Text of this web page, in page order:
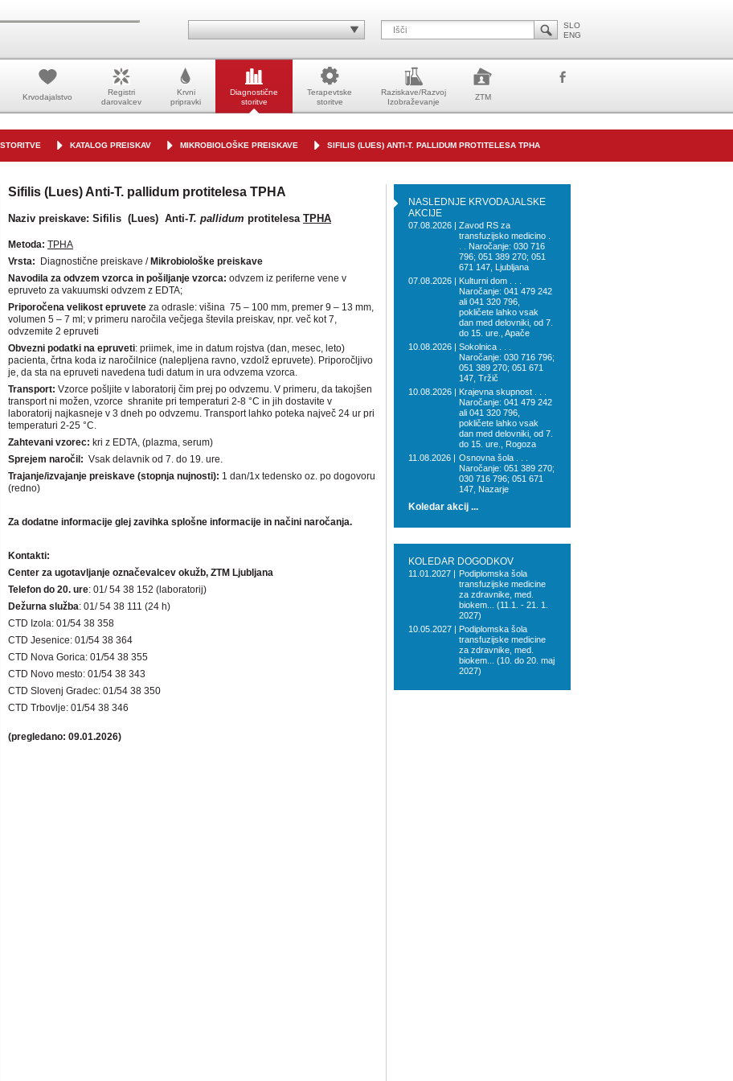
SLO
ENG
Krvodajalstvo
Registri
darovalcev
Krvni
pripravki
Diagnostične
storitve
Terapevtske
storitve
Raziskave/Razvoj
Izobraževanje
ZTM
KATALOG PREISKAV MIKROBIOLOŠKE PREISKAVE SIFILIS (LUES) ANTI-T. PALLIDUM PROTITELESA TPHA
Sifilis (Lues) Anti-T. pallidum protitelesa TPHA
Naziv preiskave: Sifilis (Lues) Anti-T. pallidum protitelesa TPHA
Metoda: TPHA
Vrsta:
Diagnostične preiskave / Mikrobiološke preiskave
Navodila za odvzem vzorca in pošiljanje vzorca: odvzem iz periferne vene v
epruveto za vakuumski odvzem z EDTA;
Priporočena velikost epruvete za odrasle: višina 75 – 100 mm, premer 9 – 13 mm,
volumen 5 – 7 ml; v primeru naročila večjega števila preiskav, npr. več kot 7,
odvzemite 2 epruveti
Obvezni podatki na epruveti: priimek, ime in datum rojstva (dan, mesec, leto)
pacienta, črtna koda iz naročilnice (nalepljena ravno, vzdolž epruvete). Priporočljivo
je, da sta na epruveti navedena tudi datum in ura odvzema vzorca.
Transport: Vzorce pošljite v laboratorij čim prej po odvzemu. V primeru, da takojšen
transport ni možen, vzorce shranite pri temperaturi 2-8 °C in jih dostavite v
laboratorij najkasneje v 3 dneh po odvzemu. Transport lahko poteka največ 24 ur pri
temperaturi 2-25 °C.
Zahtevani vzorec: kri z EDTA, (plazma, serum)
Sprejem naročil: Vsak delavnik od 7. do 19. ure.
Trajanje/izvajanje preiskave (stopnja nujnosti): 1 dan/1x tedensko oz. po dogovoru
(redno)
Za dodatne informacije glej zavihka splošne informacije in načini naročanja.
Kontakti:
Center za ugotavljanje označevalcev okužb, ZTM Ljubljana
Telefon do 20. ure: 01/ 54 38 152 (laboratorij)
Dežurna služba: 01/ 54 38 111 (24 h)
CTD Izola: 01/54 38 358
CTD Jesenice: 01/54 38 364
CTD Nova Gorica: 01/54 38 355
CTD Novo mesto: 01/54 38 343
CTD Slovenj Gradec: 01/54 38 350
CTD Trbovlje: 01/54 38 346
(pregledano: 09.01.2026)
NASLEDNJE KRVODAJALSKE
AKCIJE
07.08.2026 | Zavod RS za
transfuzijsko medicino .
. . Naročanje: 030 716
796; 051 389 270; 051
671 147, Ljubljana
07.08.2026 | Kulturni dom . . .
Naročanje: 041 479 242
ali 041 320 796,
pokličete lahko vsak
dan med delovniki, od 7.
do 15. ure., Apače
10.08.2026 | Sokolnica . . .
Naročanje: 030 716 796;
051 389 270; 051 671
147, Tržič
10.08.2026 | Krajevna skupnost . . .
Naročanje: 041 479 242
ali 041 320 796,
pokličete lahko vsak
dan med delovniki, od 7.
do 15. ure., Rogoza
11.08.2026 | Osnovna šola . . .
Naročanje: 051 389 270;
030 716 796; 051 671
147, Nazarje
Koledar akcij ...
KOLEDAR DOGODKOV
11.01.2027 | Podiplomska šola
transfuzijske medicine
za zdravnike, med.
biokem... (11.1. - 21. 1.
2027)
10.05.2027 | Podiplomska šola
transfuzijske medicine
za zdravnike, med.
biokem... (10. do 20. maj
2027)